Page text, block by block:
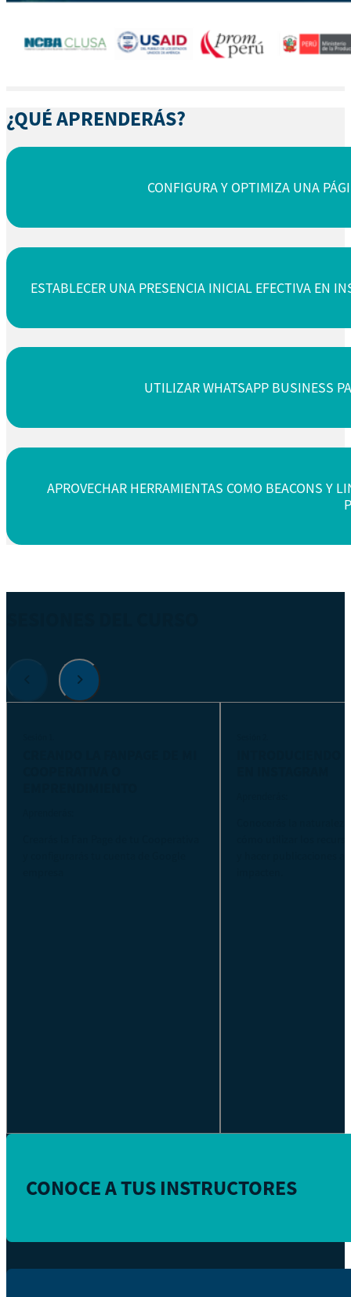
¿QUÉ APRENDERÁS?
CONFIGURA Y OPTIMIZA UNA
ESTABLECER UNA PRESENCIA INICIAL EFECTIVA EN
UTILIZAR WHATSAPP BUSINESS
APROVECHAR HERRAMIENTAS COMO BEACONS Y
CONOCE A TUS INSTRUCTORES